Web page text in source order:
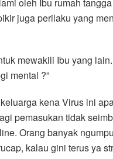
oleh Ibu rumah
juga perilaku yang
mewakili Ibu yang
mental ?”
kena Virus ini
pemasukan tidak
Orang banyak
kalau gini terus ya